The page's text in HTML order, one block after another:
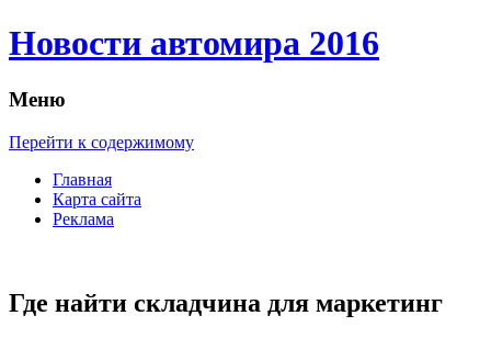
Новости автомира 2016
Меню
Перейти к содержимому
Главная
Карта сайта
Реклама
Где найти складчина для маркетинг